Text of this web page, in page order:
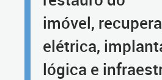
imóvel,
elétrica,
lógica e